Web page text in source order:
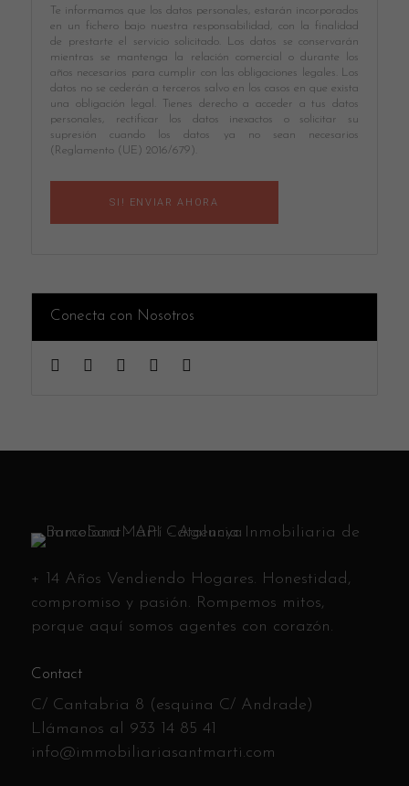
Te informamos que los datos personales, estarán incorporados
en un fichero bajo nuestra responsabilidad, con la finalidad
de prestarte el servicio solicitado. Los datos se conservarán
mientras se mantenga la relación comercial o durante los
años necesarios para cumplir con las obligaciones legales. Los
datos no se cederán a terceros salvo en los casos en que exista
una obligación legal. Tienes derecho a acceder a tus datos
personales, rectificar los datos inexactos o solicitar su
supresión cuando los datos ya no sean necesarios
(Reglamento (UE) 2016/679).
Conecta con Nosotros
+ 14 Años Vendiendo Hogares. Honestidad,
compromiso y pasión. Rompemos mitos,
porque aquí somos agentes con corazón.
Contact
C/ Cantabria 8 (esquina C/ Andrade)
Llámanos al 933 14 85 41
info@immobiliariasantmarti.com